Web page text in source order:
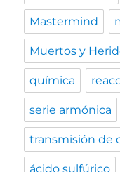
Mastermind
Muertos y
química
serie armónica
transmisión de
ácido sulfúrico